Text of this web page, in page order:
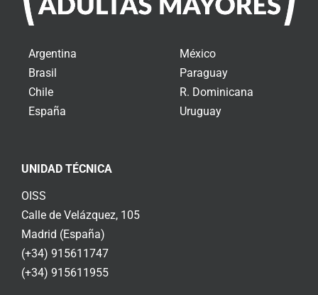
Argentina
Brasil
Chile
España
México
Paraguay
R. Dominicana
Uruguay
UNIDAD TÉCNICA
OISS
Calle de Velázquez, 105
Madrid (España)
(+34) 915611747
(+34) 915611955